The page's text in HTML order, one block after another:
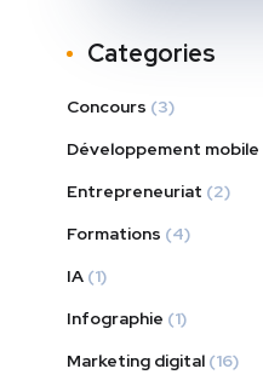
Categories
Concours (3)
Développement mobile
Entrepreneuriat (2)
Formations (4)
IA (1)
Infographie (1)
Marketing digital (16)